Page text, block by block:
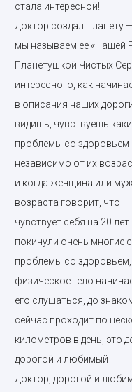
стала интересной!
Доктор создал
мы называем ее «Нашей
Планетушкой Чистых
интересного, как
в описания наших
видишь, чувствуешь
проблемы со
независимо от их
и когда женщина или
возраста говорит, что
чувствует себя на 20
покинули очень многие
проблемы со
физическое тело
его слушаться, до
сейчас проходит по
километров в день, это
дорогой и любимый
Доктор, дорогой и